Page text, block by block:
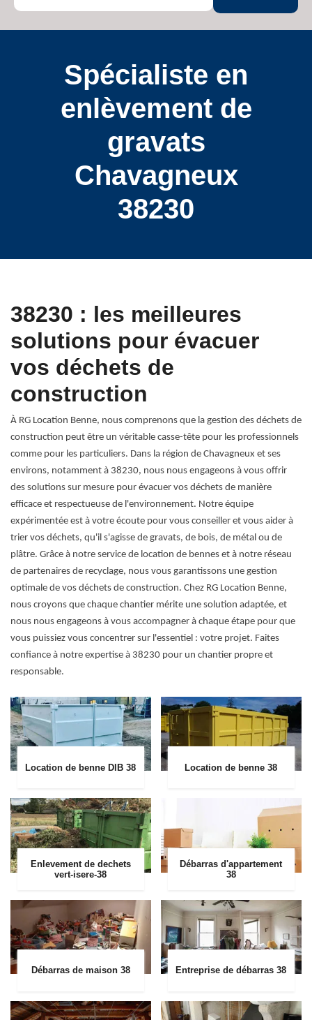
Spécialiste en
enlèvement de
gravats
Chavagneux
38230
38230 : les meilleures
solutions pour évacuer
vos déchets de
construction
À RG Location Benne, nous comprenons que la gestion des déchets de
construction peut être un véritable casse-tête pour les professionnels
comme pour les particuliers. Dans la région de Chavagneux et ses
environs, notamment à 38230, nous nous engageons à vous offrir
des solutions sur mesure pour évacuer vos déchets de manière
efficace et respectueuse de l'environnement. Notre équipe
expérimentée est à votre écoute pour vous conseiller et vous aider à
trier vos déchets, qu'il s'agisse de gravats, de bois, de métal ou de
plâtre. Grâce à notre service de location de bennes et à notre réseau
de partenaires de recyclage, nous vous garantissons une gestion
optimale de vos déchets de construction. Chez RG Location Benne,
nous croyons que chaque chantier mérite une solution adaptée, et
nous nous engageons à vous accompagner à chaque étape pour que
vous puissiez vous concentrer sur l'essentiel : votre projet. Faites
confiance à notre expertise à 38230 pour un chantier propre et
responsable.
Location de benne DIB 38 Location de benne 38
Enlevement de dechets
vert-isere-38
Débarras d'appartement
38
Débarras de maison 38 Entreprise de débarras 38